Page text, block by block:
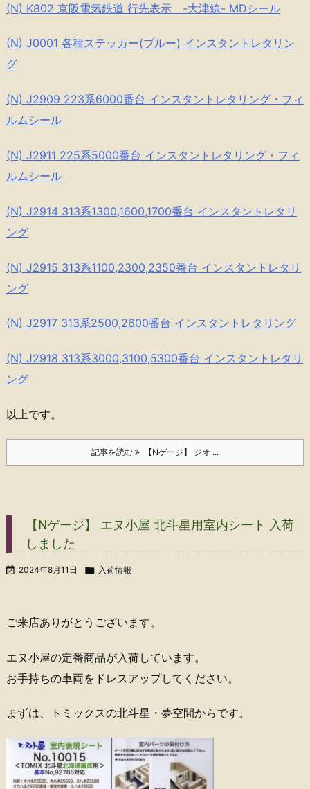
(N) K802 京阪電気鉄道 行先表示 -大津線- MDシール
(N) J0001 各種ステッカー(ブルー) インスタントレタリン
グ
(N) J2909 223系6000番台 インスタントレタリング・フィ
ルムシール
(N) J2911 225系5000番台 インスタントレタリング・フィ
ルムシール
(N) J2914 313系1300,1600,1700番台 インスタントレタリ
ング
(N) J2915 313系1100,2300,2350番台 インスタントレタリ
ング
(N) J2917 313系2500,2600番台 インスタントレタリング
(N) J2918 313系3000,3100,5300番台 インスタントレタリ
ング
以上です。
記事を読む 【Nゲージ】 ジオ ...
【Nゲージ】 エヌ小屋 北斗星用室内シート 入荷
しました
 2024年8月11日  入荷情報
ご来店ありがとうございます。
エヌ小屋の定番商品が入荷しています。
お手持ちの車両をドレスアップしてください。
まずは、トミックスの北斗星・夢空間からです。